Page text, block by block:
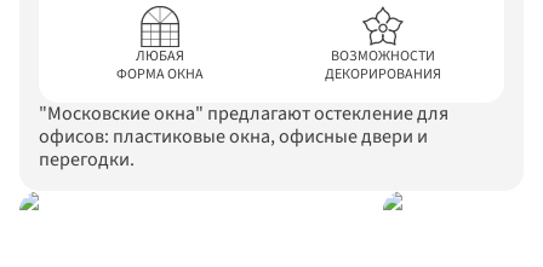
ЛЮБАЯ
ФОРМА ОКНА
ВОЗМОЖНОСТИ
ДЕКОРИРОВАНИЯ
"Московские окна" предлагают остекление для
офисов: пластиковые окна, офисные двери и
перегодки.